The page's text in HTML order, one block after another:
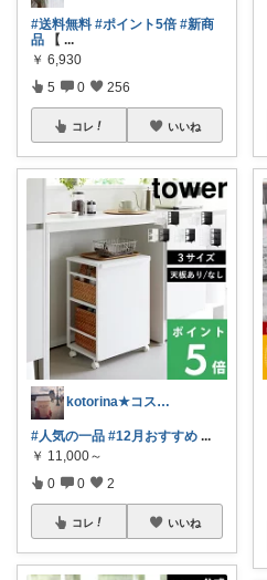
#送料無料 #ポイント5倍 #新商
品 【 ...
￥ 6,930
5 0 256
コレ いいね
kotorina★コスメとスイーツ大好き
#人気の一品 #12月おすすめ ...
￥ 11,000～
0 0 2
コレ いいね